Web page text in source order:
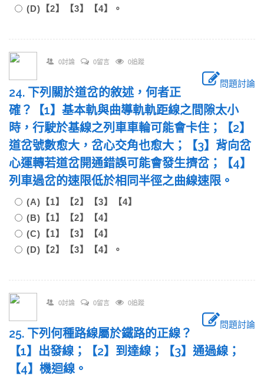
(D)【2】【3】【4】。
0討論 0留言 0追蹤
問題討論
24. 下列關於道岔的敘述，何者正
確？【1】基本軌與曲導軌軌距線之間隙太小
時，行駛於基線之列車車輪可能會卡住；【2】
道岔號數愈大，岔心交角也愈大；【3】背向岔
心運轉若道岔開通錯誤可能會發生擠岔；【4】
列車過岔的速限低於相同半徑之曲線速限。
(A)【1】【2】【3】【4】
(B)【1】【2】【4】
(C)【1】【3】【4】
(D)【2】【3】【4】。
0討論 0留言 0追蹤
問題討論
25. 下列何種路線屬於鐵路的正線？
【1】出發線；【2】到達線；【3】通過線；
【4】機迴線。